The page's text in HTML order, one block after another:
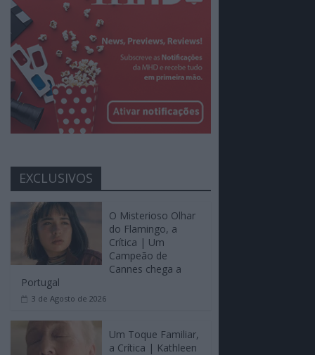
EXCLUSIVOS
O Misterioso Olhar
do Flamingo, a
Crítica | Um
Campeão de
Cannes chega a
Portugal
3 de Agosto de 2026
Um Toque Familiar,
a Crítica | Kathleen